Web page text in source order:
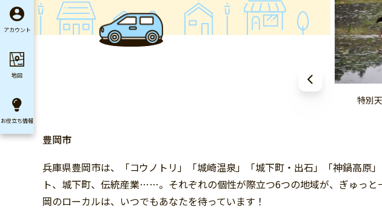
特別
豊岡市
兵庫県豊岡市は、「コウノトリ」「城崎温泉」「城下町・出石」「神鍋高原
ト、城下町、伝統産業……。それぞれの個性が際立つ6つの地域が、ぎゅっ
岡のローカルは、いつでもあなたを待っています！
アカウント
地図
お役立ち情報